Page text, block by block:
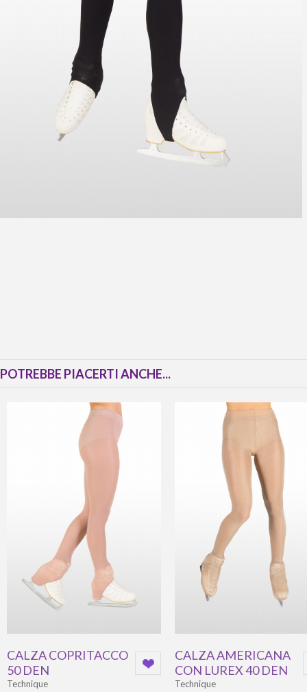
POTREBBE PIACERTI ANCHE...
CALZA COPRITACCO
50 DEN
Technique
CALZA AMERICANA
CON LUREX 40 DEN
Technique